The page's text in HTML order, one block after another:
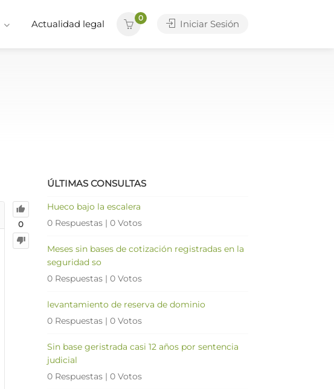
Actualidad legal
0
Iniciar Sesión
0
ÚLTIMAS CONSULTAS
Hueco bajo la escalera
0 Respuestas | 0 Votos
Meses sin bases de cotización registradas en la
seguridad so
0 Respuestas | 0 Votos
levantamiento de reserva de dominio
0 Respuestas | 0 Votos
Sin base geristrada casi 12 años por sentencia
judicial
0 Respuestas | 0 Votos